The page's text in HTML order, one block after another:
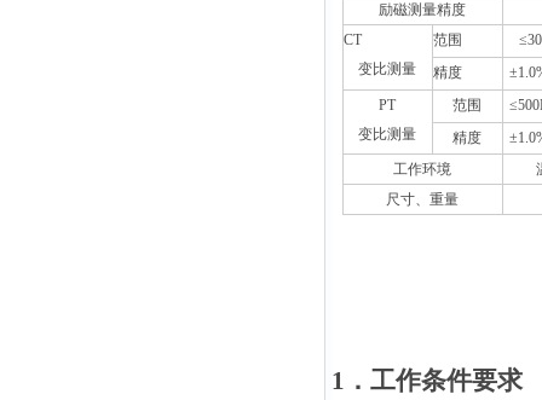
励磁测量精度
CT
变比测量
范围
精度
PT
变比测量
范围
精度
工作环境
尺寸、重量
1 ．工作条件要求